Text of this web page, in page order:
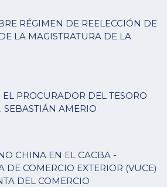
RÉGIMEN DE REELECCIÓN DE
LA MAGISTRATURA DE LA
EL PROCURADOR DEL TESORO
SEBASTIÁN AMERIO
CHINA EN EL CACBA -
DE COMERCIO EXTERIOR (VUCE)
DEL COMERCIO